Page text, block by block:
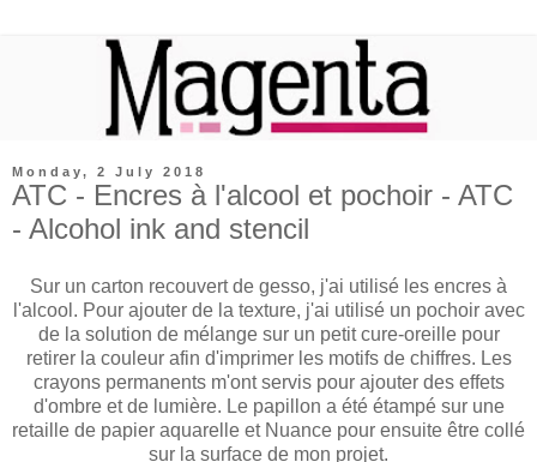
Monday, 2 July 2018
ATC - Encres à l'alcool et pochoir - ATC
- Alcohol ink and stencil
Sur un carton recouvert de gesso, j'ai utilisé les encres à
l'alcool. Pour ajouter de la texture, j'ai utilisé un pochoir avec
de la solution de mélange sur un petit cure-oreille pour
retirer la couleur afin d'imprimer les motifs de chiffres. Les
crayons permanents m'ont servis pour ajouter des effets
d'ombre et de lumière. Le papillon a été étampé sur une
retaille de papier aquarelle et Nuance pour ensuite être collé
sur la surface de mon projet.